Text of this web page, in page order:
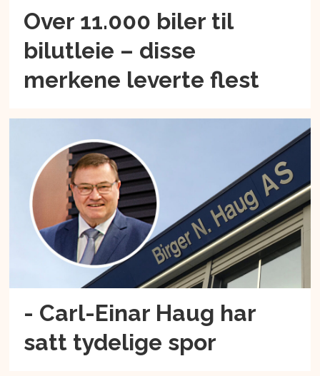
Over 11.000 biler til
bilutleie – disse
merkene leverte flest
- Carl-Einar Haug har
satt tydelige spor